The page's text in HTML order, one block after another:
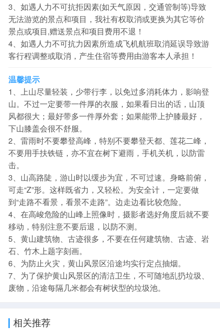
3、如遇人力不可抗拒因素(如天气原因，交通管制等)导致
无法游览的景点和项目，我社有权取消或更换为其它等价
景点或项目,赠送景点和项目费用不退！
4、如遇人力不可抗力因素所造成飞机航班取消延误导致游
客行程调整或取消，产生住宿等费用由游客本人承担！
温馨提示
1、上山尽量轻装，少带行李，以免过多消耗体力，影响登
山。不过一定要带一件厚的衣服，如果看日出的话，山顶
风都很大；最好带多一件厚外套；如果能带上护膝最好，
下山膝盖会很不舒服。
2、雷雨时不要攀登高峰，特别不要攀登天都、莲花二峰，
不要用手扶铁链，亦不宜在树下避雨，手机关机，以防雷
击。
3、山高路陡，游山时以缓步为宜，不可过速。身略前俯，
可走“Z”形。这样既省力，又轻松。为安全计，一定要做
到“走路不看景，看景不走路”。边走边看比较危险。
4、在高峻危险的山峰上照像时，摄影者选好角度后就不要
移动，特别注意不要后退，以防不测。
5、黄山建筑物、古迹很多，不要在任何建筑物、古迹、岩
石、竹木上题字刻画。
6、为防止火灾，黄山风景区沿途均实行定点抽烟。
7、为了保护黄山风景区的清洁卫生，不可随地乱扔垃圾、
废物，沿途每隔几米都会有树状型的垃圾池。
相关推荐